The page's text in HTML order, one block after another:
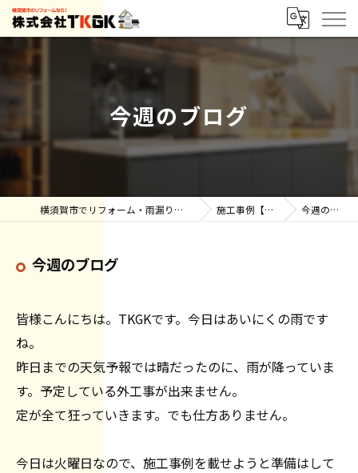
今週のブログ
横須賀市でリフォーム・雨漏りなら株式会社TKGK 施工事例【ブログ】 今週のブログ
今週のブログ
皆様こんにちは。TKGKです。今日はあいにくの雨です
ね。
昨日までの天気予報では晴だったのに、雨が降っていま
す。予定している外工事が出来ません。
定が全て狂っていきます。でも仕方ありません。
今日は火曜日なので、施工事例を載せようと準備はして